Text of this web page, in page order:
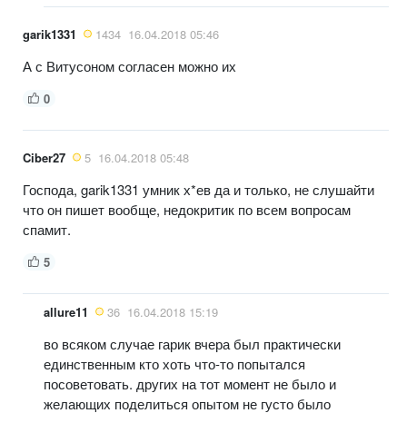
garik1331 1434 16.04.2018 05:46
А с Витусоном согласен можно их
0
Ciber27 5 16.04.2018 05:48
Господа, garik1331 умник х*ев да и только, не слушайти
что он пишет вообще, недокритик по всем вопросам
спамит.
5
allure11 36 16.04.2018 15:19
во всяком случае гарик вчера был практически
единственным кто хоть что-то попытался
посоветовать. других на тот момент не было и
желающих поделиться опытом не густо было